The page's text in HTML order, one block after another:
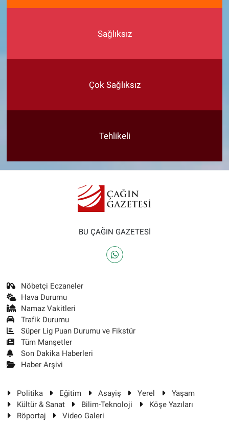
Sağlıksız
Çok Sağlıksız
Tehlikeli
BU ÇAĞIN GAZETESİ
Nöbetçi Eczaneler
Hava Durumu
Namaz Vakitleri
Trafik Durumu
Süper Lig Puan Durumu ve Fikstür
Tüm Manşetler
Son Dakika Haberleri
Haber Arşivi
Politika Eğitim Asayiş Yerel
Yaşam
Kültür & Sanat
Bilim-Teknoloji
Köşe Yazıları
Röportaj
Video Galeri